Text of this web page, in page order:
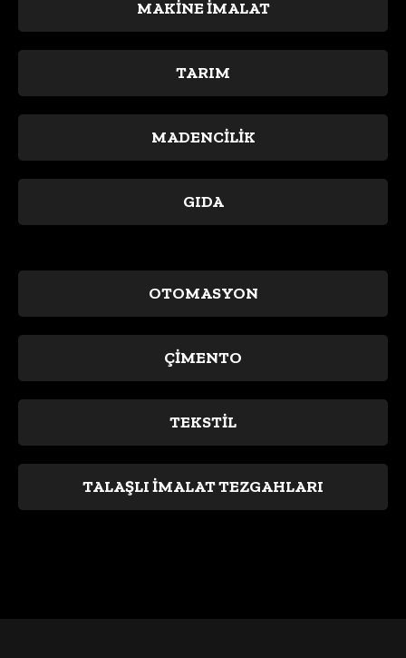
MAKİNE İMALAT
TARIM
MADENCİLİK
GIDA
OTOMASYON
ÇİMENTO
TEKSTİL
TALAŞLI İMALAT TEZGAHLARI